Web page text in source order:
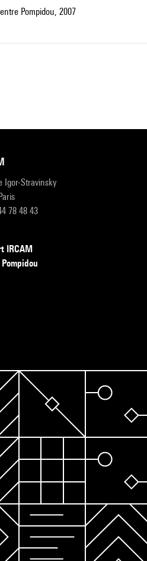
Pompidou, 2007
Igor-Stravinsky
78 48 43
IRCAM